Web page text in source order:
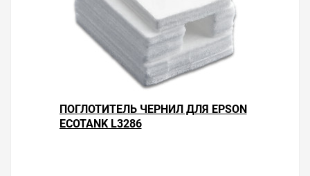
ПОГЛОТИТЕЛЬ ЧЕРНИЛ ДЛЯ EPSON
ECOTANK L3286